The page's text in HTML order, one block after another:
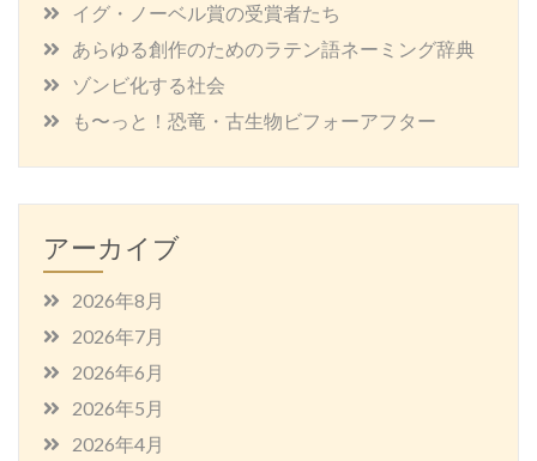
イグ・ノーベル賞の受賞者たち
あらゆる創作のためのラテン語ネーミング辞典
ゾンビ化する社会
も〜っと！恐竜・古生物ビフォーアフター
アーカイブ
2026年8月
2026年7月
2026年6月
2026年5月
2026年4月